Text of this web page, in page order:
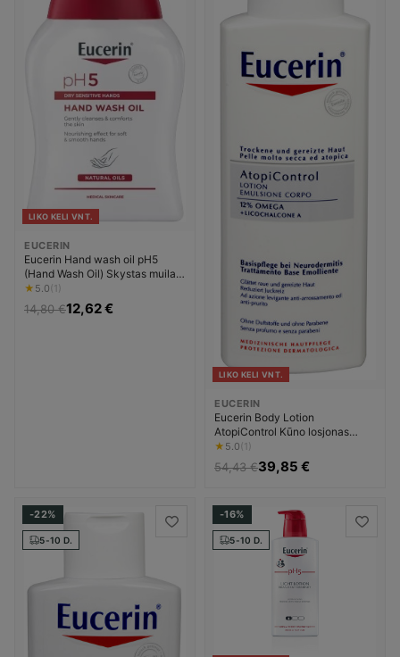
LIKO KELI VNT.
EUCERIN
Eucerin Hand wash oil pH5
(Hand Wash Oil) Skystas muilai
Moterims
★ 5.0(1)
14,80 €12,62 €
LIKO KELI VNT.
EUCERIN
Eucerin Body Lotion
AtopiControl Kūno losjonas
Unisex
★ 5.0(1)
54,43 €39,85 €
-22%
5-10 D.
-16%
5-10 D.